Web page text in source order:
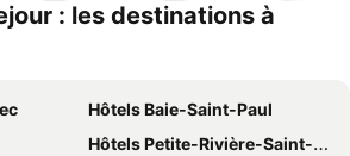
: les destinations à
Hôtels Baie-Saint-Paul
Hôtels Petite-Rivière-Saint-Francois